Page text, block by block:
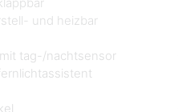
und heizbar
tag-/nachtsensor